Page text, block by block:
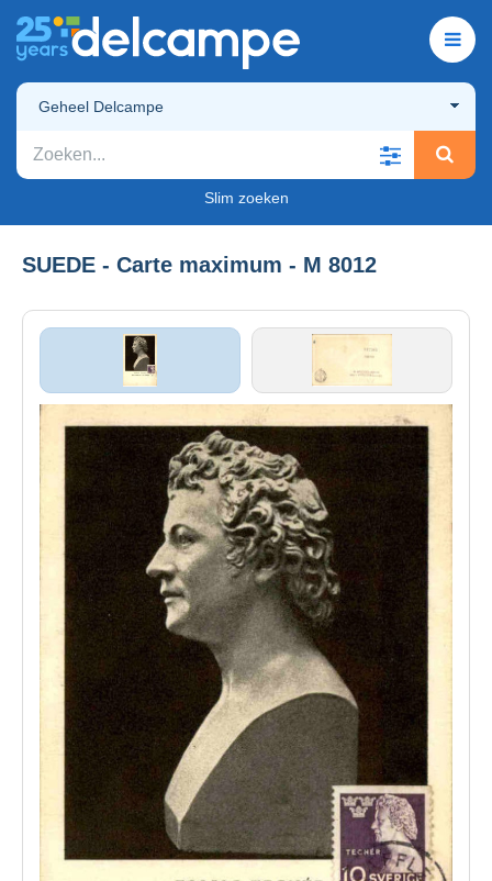
Geheel Delcampe
Slim zoeken
SUEDE - Carte maximum - M 8012